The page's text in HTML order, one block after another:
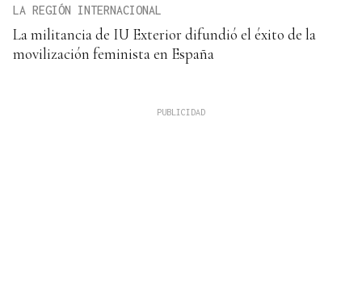
LA REGIÓN INTERNACIONAL
La militancia de IU Exterior difundió el éxito de la
movilización feminista en España